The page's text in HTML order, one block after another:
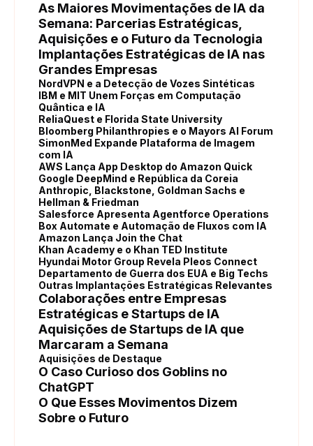
As Maiores Movimentações de IA da
Semana: Parcerias Estratégicas,
Aquisições e o Futuro da Tecnologia
Implantações Estratégicas de IA nas
Grandes Empresas
NordVPN e a Detecção de Vozes Sintéticas
IBM e MIT Unem Forças em Computação
Quântica e IA
ReliaQuest e Florida State University
Bloomberg Philanthropies e o Mayors AI Forum
SimonMed Expande Plataforma de Imagem
com IA
AWS Lança App Desktop do Amazon Quick
Google DeepMind e República da Coreia
Anthropic, Blackstone, Goldman Sachs e
Hellman & Friedman
Salesforce Apresenta Agentforce Operations
Box Automate e Automação de Fluxos com IA
Amazon Lança Join the Chat
Khan Academy e o Khan TED Institute
Hyundai Motor Group Revela Pleos Connect
Departamento de Guerra dos EUA e Big Techs
Outras Implantações Estratégicas Relevantes
Colaborações entre Empresas
Estratégicas e Startups de IA
Aquisições de Startups de IA que
Marcaram a Semana
Aquisições de Destaque
O Caso Curioso dos Goblins no
ChatGPT
O Que Esses Movimentos Dizem
Sobre o Futuro